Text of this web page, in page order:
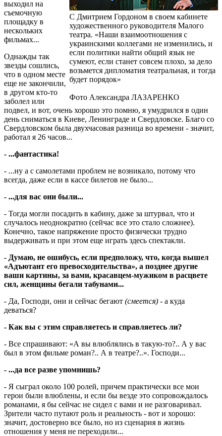
С Дмитрием Гордоном в своем кабинете
художественного руководителя Малого
театра. «Наши взаимоотношения с
украинскими коллегами не изменились, и
если политики найти общий язык не
сумеют, если станет совсем плохо, за дело
возьмется дипломатия театральная, и тогда
будет порядок»
Фото Александра ЛАЗАРЕНКО
выходил на
съемочную
площадку в
нескольких
фильмах...
Однажды так
звезды сошлись,
что в одном месте
еще не закончили,
в другом кто-то
заболел или
подвел, и вот, очень хорошо это помню, я умудрился в один
день сниматься в Киеве, Ленинграде и Свердловске. Благо со
Свердловском была двухчасовая разница во времени - значит,
работал я 26 часов...
- ...фантастика!
- ...ну а с самолетами проблем не возникало, потому что
всегда, даже если в кассе билетов не было...
- ...для вас они были...
- Тогда могли посадить в кабину, даже за штурвал, что и
случалось неоднократно (сейчас все это стало сложнее).
Конечно, такое напряжение просто физически трудно
выдерживать и при этом еще играть здесь спектакли.
- Думаю, не ошибусь, если предположу, что, когда вышел
«Адъютант его превосходительства», а позднее другие
ваши картины, за вами, красавцем-мужиком в расцвете
сил, женщины бегали табунами...
- Да, Господи, они и сейчас бегают (смеется) - а куда
деваться?
- Как вы с этим справляетесь и справляетесь ли?
- Все спрашивают: «А вы влюблялись в такую-то?.. А у вас
был в этом фильме роман?.. А в театре?..». Господи...
- ...да все разве упомнишь?
- Я сыграл около 100 ролей, причем практически все мои
герои были влюблены, и если бы везде это сопровождалось
романами, я бы сейчас не сидел с вами и не разговаривал.
Зрители часто путают роль и реальность - вот и хорошо:
значит, достоверно все было, но из сценария в жизнь
отношения у меня не переходили...